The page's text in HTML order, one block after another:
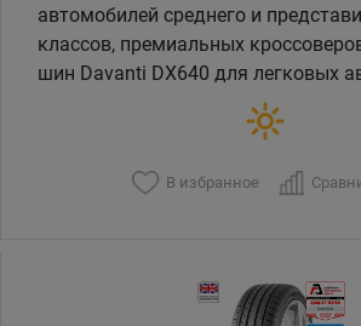
автомобилей среднего и
классов, премиальных
шин Davanti DX640 для легковых
В избранное